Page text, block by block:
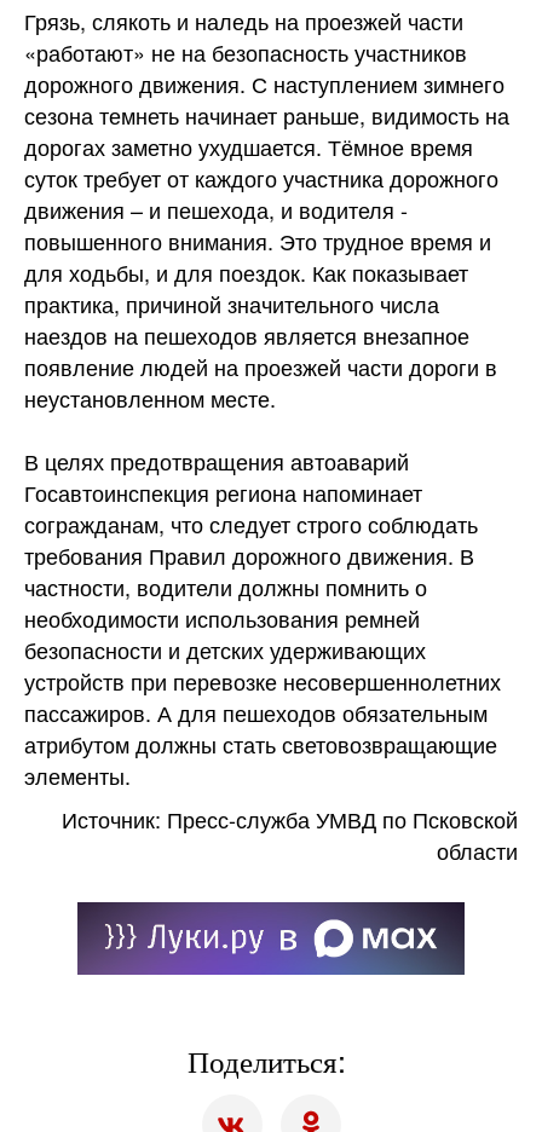
Грязь, слякоть и наледь на проезжей части
«работают» не на безопасность участников
дорожного движения. С наступлением зимнего
сезона темнеть начинает раньше, видимость на
дорогах заметно ухудшается. Тёмное время
суток требует от каждого участника дорожного
движения – и пешехода, и водителя -
повышенного внимания. Это трудное время и
для ходьбы, и для поездок. Как показывает
практика, причиной значительного числа
наездов на пешеходов является внезапное
появление людей на проезжей части дороги в
неустановленном месте.
В целях предотвращения автоаварий
Госавтоинспекция региона напоминает
согражданам, что следует строго соблюдать
требования Правил дорожного движения. В
частности, водители должны помнить о
необходимости использования ремней
безопасности и детских удерживающих
устройств при перевозке несовершеннолетних
пассажиров. А для пешеходов обязательным
атрибутом должны стать световозвращающие
элементы.
Источник: Пресс-служба УМВД по Псковской
области
Поделиться: